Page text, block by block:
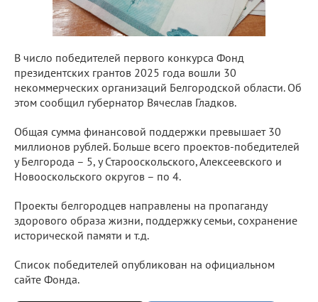
В число победителей первого конкурса Фонд
президентских грантов 2025 года вошли 30
некоммерческих организаций Белгородской области. Об
этом сообщил губернатор Вячеслав Гладков.
Общая сумма финансовой поддержки превышает 30
миллионов рублей. Больше всего проектов-победителей
у Белгорода – 5, у Старооскольского, Алексеевского и
Новооскольского округов – по 4.
Проекты белгородцев направлены на пропаганду
здорового образа жизни, поддержку семьи, сохранение
исторической памяти и т.д.
Список победителей опубликован на официальном
сайте Фонда.